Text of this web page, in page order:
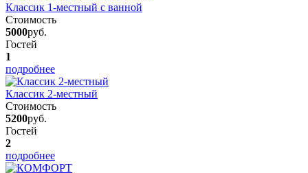
Классик 1-местный с ванной
Стоимость
5000руб.
Гостей
1
подробнее
Классик 2-местный
Стоимость
5200руб.
Гостей
2
подробнее